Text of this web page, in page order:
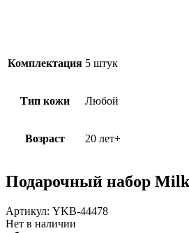
Комплектация 5 штук
Тип кожи Любой
Возраст 20 лет+
Подарочный набор
Артикул: YKB-44478
Нет в наличии